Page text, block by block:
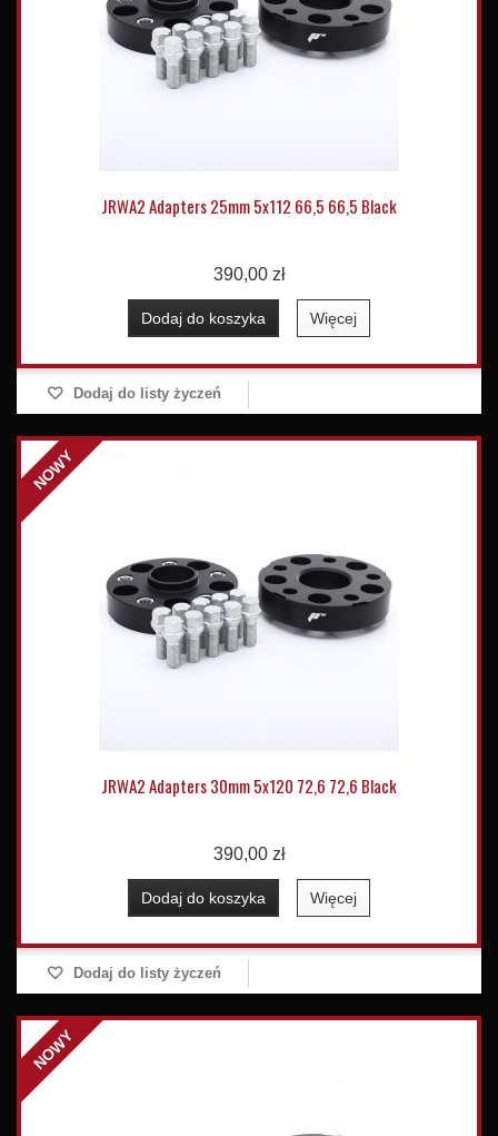
JRWA2 Adapters 25mm 5x112 66,5 66,5 Black
390,00 zł
Dodaj do koszyka Więcej
Dodaj do listy życzeń
NOWY
JRWA2 Adapters 30mm 5x120 72,6 72,6 Black
390,00 zł
Dodaj do koszyka Więcej
Dodaj do listy życzeń
NOWY